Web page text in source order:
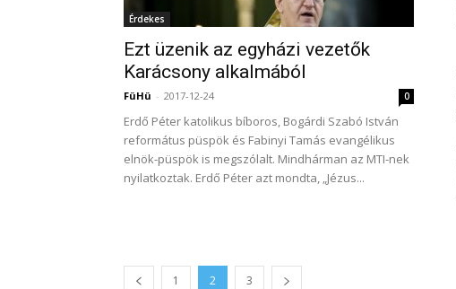
Érdekes
Ezt üzenik az egyházi vezetők
Karácsony alkalmából
FüHü - 2017-12-24 0
Erdő Péter katolikus bíboros, Bogárdi Szabó István
református püspök és Fabinyi Tamás evangélikus
elnök-püspök is megszólalt. Mindhárman az MTI-nek
nyilatkoztak. Erdő Péter azt mondta, „Jézus...
1 2 3